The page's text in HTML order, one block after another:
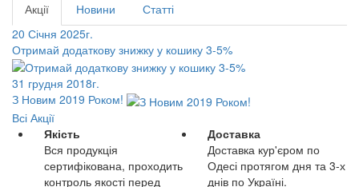
Акції Новини
Статті
20 Січня 2025г.
Отримай додаткову знижку у кошику 3-5%
31 грудня 2018г.
З Новим 2019 Роком!
Всі Акції
Якість
Вся продукція
сертифікована, проходить
контроль якості перед
Доставка
Доставка кур'єром по
Одесі протягом дня та 3-х
днів по Україні.